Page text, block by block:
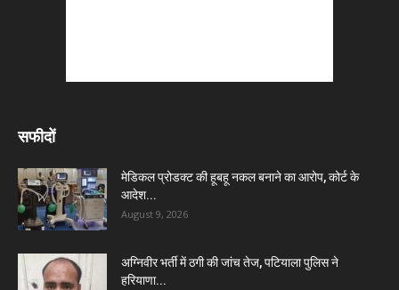
सफीदों
मेडिकल प्रोडक्ट की हूबहू नकल बनाने का आरोप, कोर्ट के
आदेश...
August 9, 2026
अग्निवीर भर्ती में ठगी की जांच तेज, पटियाला पुलिस ने
हरियाणा...